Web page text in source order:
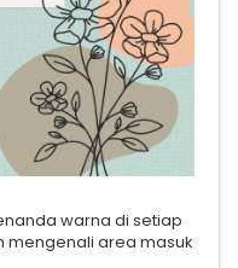
warna di setiap
mengenali area masuk